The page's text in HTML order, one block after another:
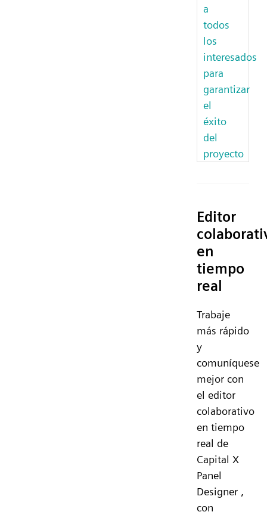
a
todos
los
interesados
para
garantizar
el
éxito
del
proyecto
Editor
en
tiempo
real
Trabaje
más rápido
y
comuníquese
mejor con
el editor
colaborativo
en tiempo
real de
Capital X
Panel
Designer ,
con